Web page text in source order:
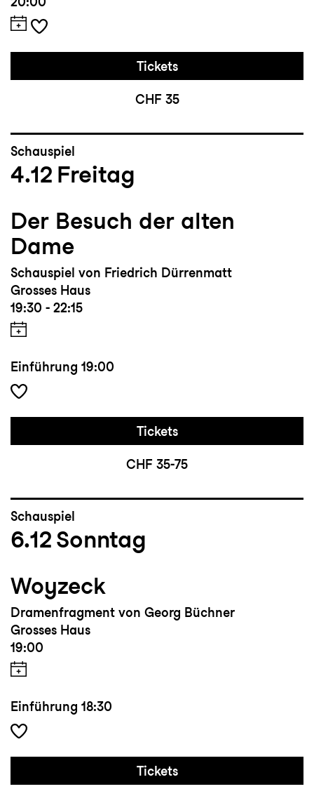
Tickets
CHF 35
Schauspiel
4.12 Freitag
Der Besuch der alten
Dame
Schauspiel von Friedrich Dürrenmatt
Grosses Haus
19:30 - 22:15
Einführung 19:00
Tickets
CHF 35-75
Schauspiel
6.12 Sonntag
Woyzeck
Dramenfragment von Georg Büchner
Grosses Haus
19:00
Einführung 18:30
Tickets